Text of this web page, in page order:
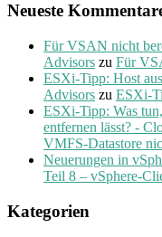
Neueste
Für VSAN nicht
Advisors zu Für
ESXi-Tipp: Host
Advisors zu ESXi-
ESXi-Tipp: Was
entfernen lässt? -
VMFS-Datastore
Neuerungen in
Teil 8 – vSphere-
Kategorien